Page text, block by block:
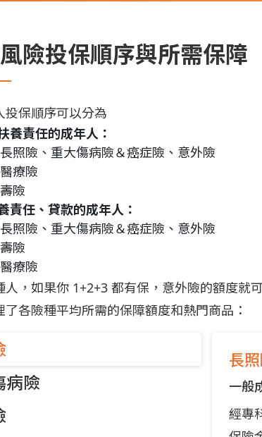
險投保順序與所需保障
投保順序可以分為
養責任的成年人：
長照險、重大傷病險＆癌症險、意外險
醫療險
壽險
責任、貸款的成年人：
長照險、重大傷病險＆癌症險、意外險
壽險
醫療險
人，如果你 1+2+3 都有保，意外險的額度就
了各險種平均所需的保障額度和熱門商品：
病險
長
一般
經專